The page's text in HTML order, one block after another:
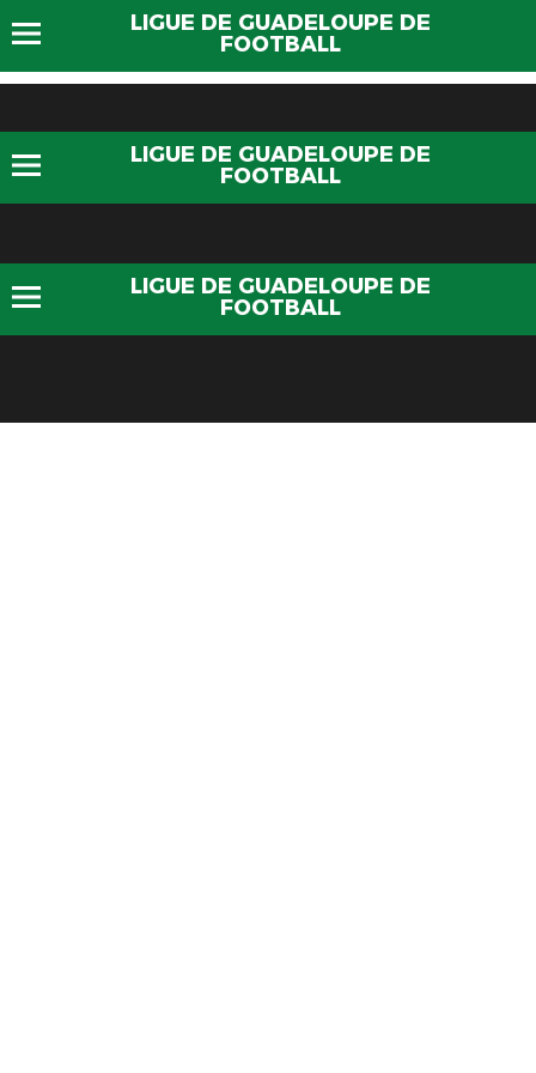
LIGUE DE GUADELOUPE DE
FOOTBALL